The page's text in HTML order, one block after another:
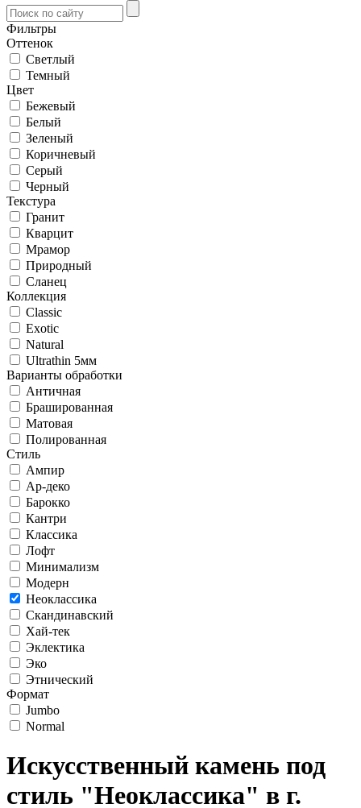
Фильтры
Оттенок
Светлый
Темный
Цвет
Бежевый
Белый
Зеленый
Коричневый
Серый
Черный
Текстура
Гранит
Кварцит
Мрамор
Природный
Сланец
Коллекция
Classic
Exotic
Natural
Ultrathin 5мм
Варианты обработки
Античная
Брашированная
Матовая
Полированная
Стиль
Ампир
Ар-деко
Барокко
Кантри
Классика
Лофт
Минимализм
Модерн
Неоклассика
Скандинавский
Хай-тек
Эклектика
Эко
Этнический
Формат
Jumbo
Normal
Искусственный камень под
стиль "Неоклассика" в г.